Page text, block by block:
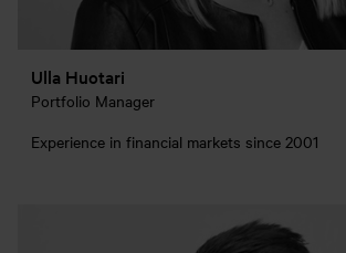
Ulla Huotari
Portfolio Manager
Experience in financial markets since 2001